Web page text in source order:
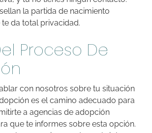
la partida de nacimiento
da total privacidad.
Proceso De
con nosotros sobre tu situación
es el camino adecuado para
a agencias de adopción
que te informes sobre esta opción.